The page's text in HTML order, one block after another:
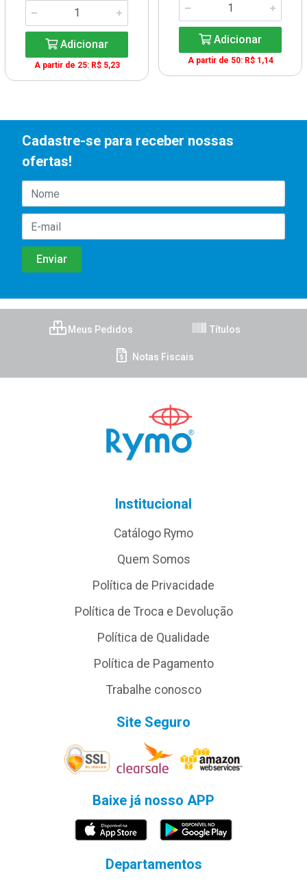
Adicionar
A partir de 25: R$ 5,23
Adicionar
A partir de 50: R$ 1,14
Cadastre-se para receber nossas
ofertas!
Meus Pedidos Títulos
Notas Fiscais
Institucional
Catálogo Rymo
Quem Somos
Política de Privacidade
Política de Troca e Devolução
Política de Qualidade
Política de Pagamento
Trabalhe conosco
Site Seguro
Baixe já nosso APP
Departamentos